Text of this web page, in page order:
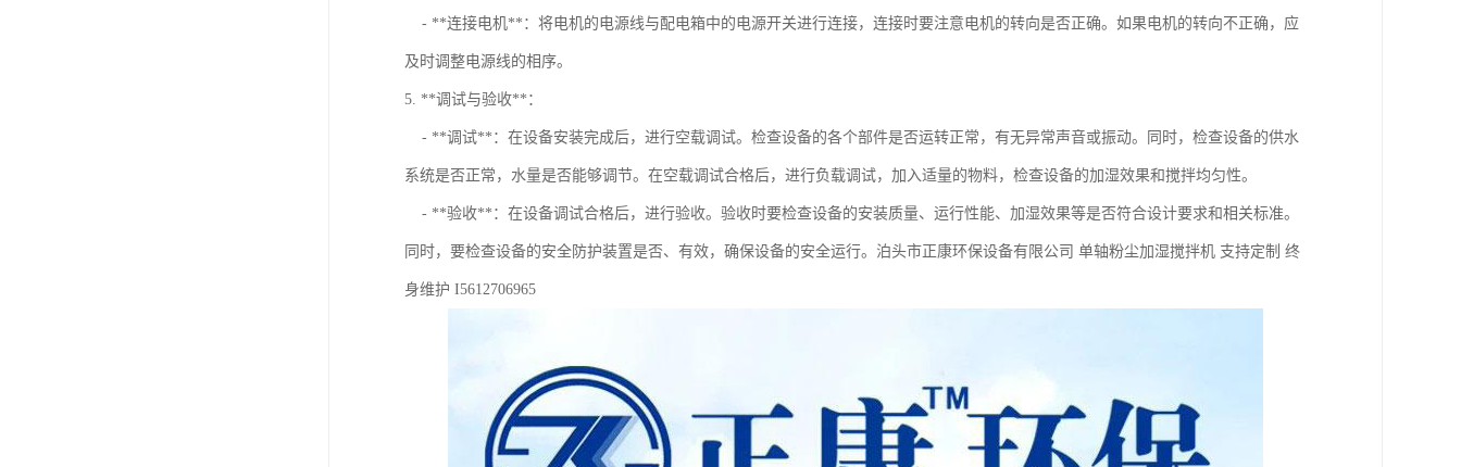
- **连接电机**：将电机的电源线与配电箱中的电源开关进行连接，连接时要注意电机的转向是否正确。如果电机的转向不正确，应
及时调整电源线的相序。
5. **调试与验收**：
- **调试**：在设备安装完成后，进行空载调试。检查设备的各个部件是否运转正常，有无异常声音或振动。同时，检查设备的供水
系统是否正常，水量是否能够调节。在空载调试合格后，进行负载调试，加入适量的物料，检查设备的加湿效果和搅拌均匀性。
- **验收**：在设备调试合格后，进行验收。验收时要检查设备的安装质量、运行性能、加湿效果等是否符合设计要求和相关标准。
同时，要检查设备的安全防护装置是否、有效，确保设备的安全运行。泊头市正康环保设备有限公司 单轴粉尘加湿搅拌机 支持定制 终
身维护 I5612706965